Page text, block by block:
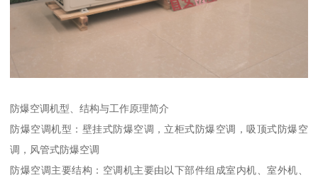
防爆空调机型、结构与工作原理简介
防爆空调机型：壁挂式防爆空调，立柜式防爆空调，吸顶式防爆空
调，风管式防爆空调
防爆空调主要结构：空调机主要由以下部件组成室内机、室外机、